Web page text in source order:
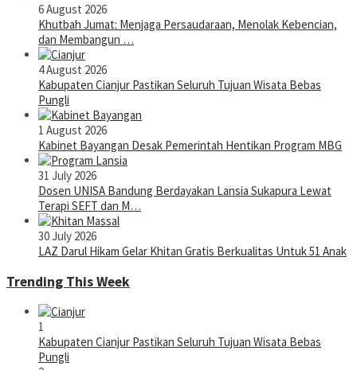
6 August 2026
Khutbah Jumat: Menjaga Persaudaraan, Menolak Kebencian,
dan Membangun …
4 August 2026
Kabupaten Cianjur Pastikan Seluruh Tujuan Wisata Bebas
Pungli
1 August 2026
Kabinet Bayangan Desak Pemerintah Hentikan Program MBG
31 July 2026
Dosen UNISA Bandung Berdayakan Lansia Sukapura Lewat
Terapi SEFT dan M…
30 July 2026
LAZ Darul Hikam Gelar Khitan Gratis Berkualitas Untuk 51 Anak
Trending This Week
1
Kabupaten Cianjur Pastikan Seluruh Tujuan Wisata Bebas
Pungli